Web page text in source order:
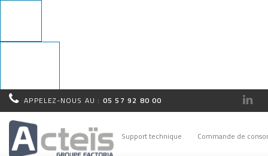
Rappel
immédiat !
APPELEZ-NOUS AU : 05 57 92 80 00
Support technique Commande de